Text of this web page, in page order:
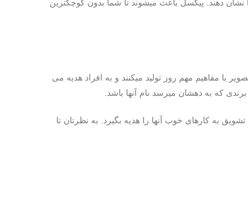
دهند. پیکسل باعث میشوند تا شما بدون کوچکترین
با مفاهیم مهم روز تولید میکنند و به افراد هدیه می
که به ذهشان میرسد نام آنها باشد.
به کارهای خوب آنها را هدیه بگیرد. به نظرتان تا